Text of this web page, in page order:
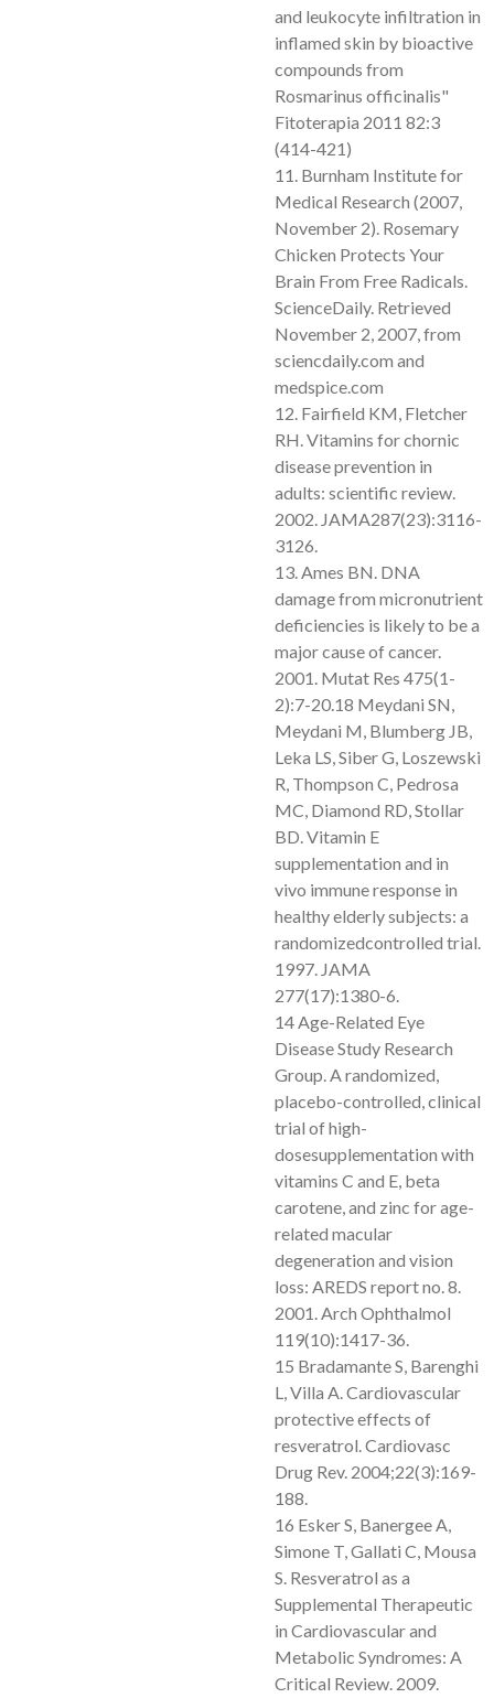
and leukocyte infiltration in
inflamed skin by bioactive
compounds from
Rosmarinus officinalis"
Fitoterapia 2011 82:3
(414-421)
11. Burnham Institute for
Medical Research (2007,
November 2). Rosemary
Chicken Protects Your
Brain From Free Radicals.
ScienceDaily. Retrieved
November 2, 2007, from
sciencdaily.com and
medspice.com
12. Fairfield KM, Fletcher
RH. Vitamins for chornic
disease prevention in
adults: scientific review.
2002. JAMA287(23):3116-
3126.
13. Ames BN. DNA
damage from micronutrient
deficiencies is likely to be a
major cause of cancer.
2001. Mutat Res 475(1-
2):7-20.18 Meydani SN,
Meydani M, Blumberg JB,
Leka LS, Siber G, Loszewski
R, Thompson C, Pedrosa
MC, Diamond RD, Stollar
BD. Vitamin E
supplementation and in
vivo immune response in
healthy elderly subjects: a
randomizedcontrolled trial.
1997. JAMA
277(17):1380-6.
14 Age-Related Eye
Disease Study Research
Group. A randomized,
placebo-controlled, clinical
trial ofhigh-
dosesupplementation with
vitamins C and E, beta
carotene, and zinc for age-
related macular
degeneration and vision
loss: AREDS report no. 8.
2001. Arch Ophthalmol
119(10):1417-36.
15 Bradamante S, Barenghi
L, Villa A. Cardiovascular
protective effects of
resveratrol. Cardiovasc
Drug Rev. 2004;22(3):169-
188.
16 Esker S, Banergee A,
Simone T, Gallati C, Mousa
S. Resveratrol as a
Supplemental Therapeutic
in Cardiovascular and
Metabolic Syndromes: A
Critical Review. 2009.